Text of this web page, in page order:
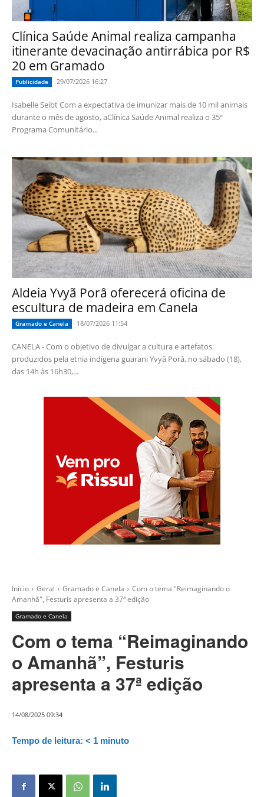
Clínica Saúde Animal realiza campanha
itinerante devacinação antirrábica por R$
20 em Gramado
Publicidade 29/07/2026 16:27
Isabelle Seibt Com a expectativa de imunizar mais de 10 mil animais
durante o mês de agosto, aClínica Saúde Animal realiza o 35º
Programa Comunitário...
Aldeia Yvyã Porâ oferecerá oficina de
escultura de madeira em Canela
Gramado e Canela 18/07/2026 11:54
CANELA - Com o objetivo de divulgar a cultura e artefatos
produzidos pela etnia indígena guarani Yvyã Porâ, no sábado (18),
das 14h às 16h30,...